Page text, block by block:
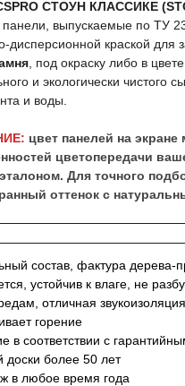
СТОУН КЛАССИКЕ
выпускаемые по ТУ
дисперсионной краской для
, под окраску либо в
и экологически чистого
и воды.
цвет панелей на экране
цветопередачи
Для точного
оттенок с
состав, фактура дерева-
устойчив к влаге, не
отличная звукоизоляция
горение
в соответствии с
более 50 лет
в любое время года